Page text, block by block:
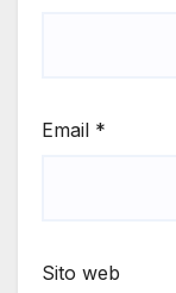
Email *
Sito web